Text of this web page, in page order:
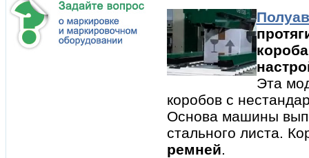
Эта
коробов с
Основа машины
стального листа.
ремней.